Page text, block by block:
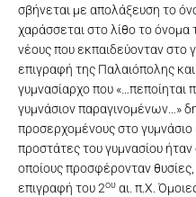
σβήνεται με απολάξευση το
χαράσσεται στο λίθο το
νέους που εκπαιδεύονταν στο
επιγραφή της Παλαιόπολης και
γυμνασίαρχο που «…πεποίηται
γυμνάσιον παραγινομένων…»
προσερχομένους στο γυμνάσιο
προστάτες του γυμνασίου
οποίους προσφέρονταν
επιγραφή του 2ου αι. π.Χ.